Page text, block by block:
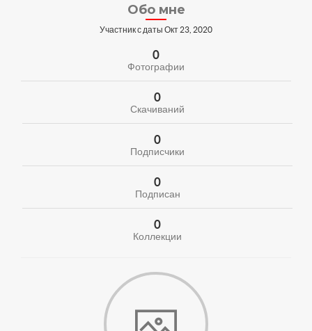
Обо мне
Участник с даты Окт 23, 2020
0
Фотографии
0
Скачиваний
0
Подписчики
0
Подписан
0
Коллекции